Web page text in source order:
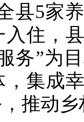
县5家
住，
务”为
，集成
推动